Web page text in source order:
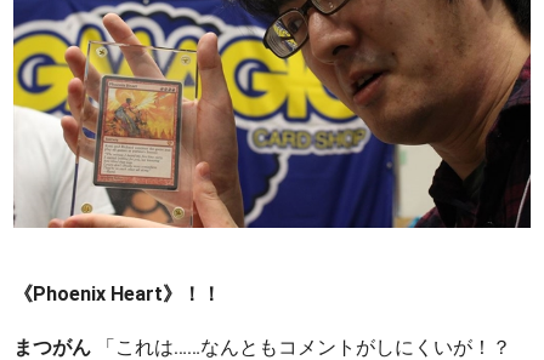
《Phoenix Heart》！！
まつがん 「これは……なんともコメントがしにくいが！？